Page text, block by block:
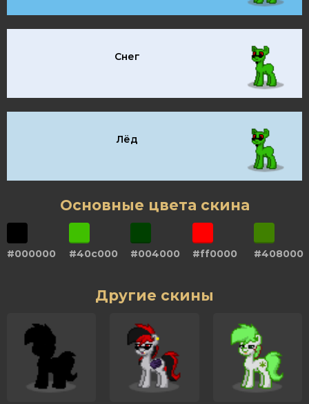
Снег
Лёд
Основные цвета скина
#000000 #40c000 #004000 #ff0000 #408000
Другие скины